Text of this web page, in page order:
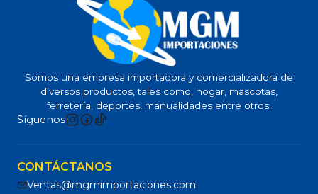
Somos una empresa importadora y comercializadora de
diversos productos, tales como, hogar, mascotas,
ferretería, deportes, manualidades entre otros.
Síguenos
CONTÁCTANOS
Ventas@mgmimportaciones.com